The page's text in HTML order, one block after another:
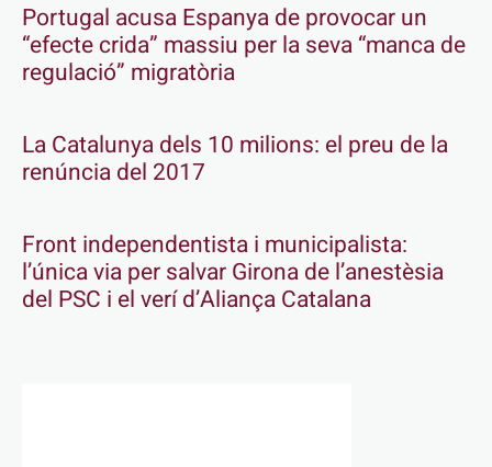
Portugal acusa Espanya de provocar un
“efecte crida” massiu per la seva “manca de
regulació” migratòria
La Catalunya dels 10 milions: el preu de la
renúncia del 2017
Front independentista i municipalista:
l’única via per salvar Girona de l’anestèsia
del PSC i el verí d’Aliança Catalana